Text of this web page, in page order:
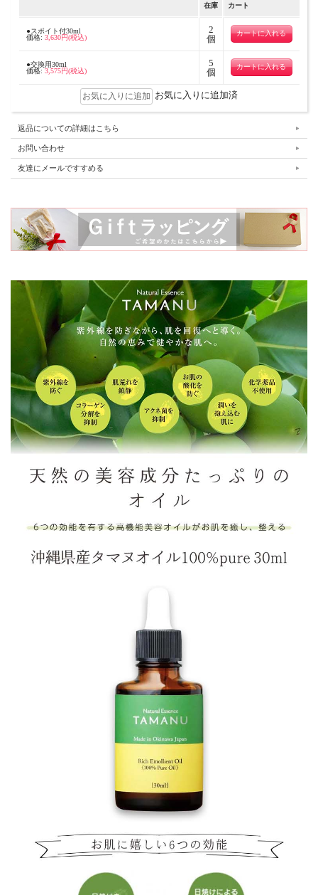
在庫 カート
●スポイト付30ml
価格: 3,630円(税込)
2
個
●交換用30ml
価格: 3,575円(税込)
5
個
お気に入りに追加済
返品についての詳細はこちら
お問い合わせ
友達にメールですすめる